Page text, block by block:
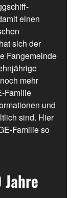
einen
sich der
Fangemeinde
mehr
Familie
und
sind. Hier
Familie so
Jahre